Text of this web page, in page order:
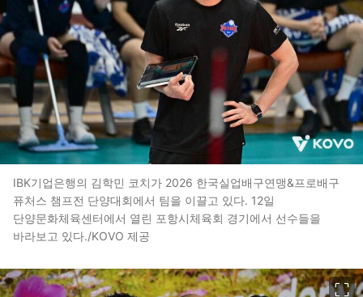
IBK기업은행의 김학민 코치가 2026 한국실업배구연맹&프로배구
퓨처스 챔프전 단양대회에서 팀을 이끌고 있다. 12일
단양문화체육센터에서 열린 포항시체육회 경기에서 선수들을
바라보고 있다./KOVO 제공